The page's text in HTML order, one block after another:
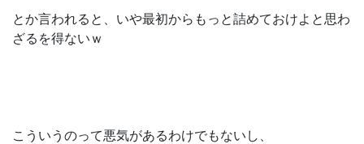
とか言われると、いや最初からもっと詰めておけよと思わ
ざるを得ないｗ
こういうのって悪気があるわけでもないし、